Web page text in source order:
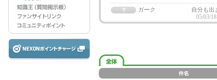
ガーク
自分も出
05/03/